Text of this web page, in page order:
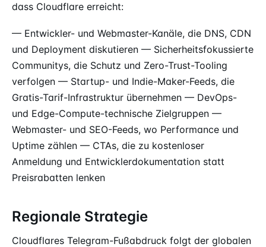
dass Cloudflare erreicht:
— Entwickler- und Webmaster-Kanäle, die DNS, CDN
und Deployment diskutieren — Sicherheitsfokussierte
Communitys, die Schutz und Zero-Trust-Tooling
verfolgen — Startup- und Indie-Maker-Feeds, die
Gratis-Tarif-Infrastruktur übernehmen — DevOps-
und Edge-Compute-technische Zielgruppen —
Webmaster- und SEO-Feeds, wo Performance und
Uptime zählen — CTAs, die zu kostenloser
Anmeldung und Entwicklerdokumentation statt
Preisrabatten lenken
Regionale Strategie
Cloudflares Telegram-Fußabdruck folgt der globalen